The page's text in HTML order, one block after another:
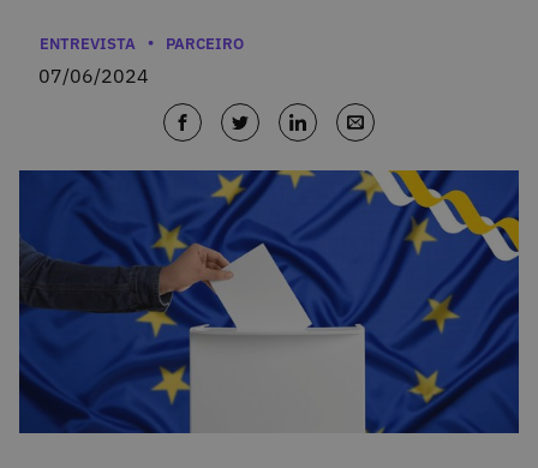
Categorias
ENTREVISTA PARCEIRO
07/06/2024